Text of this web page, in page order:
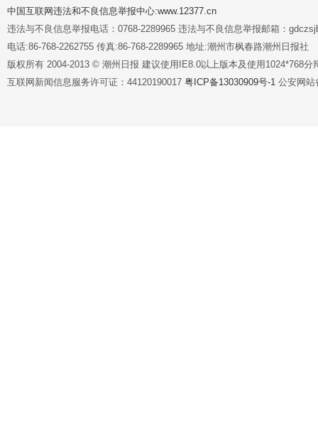
中国互联网违法和不良信息举报中心:www.12377.cn
违法与不良信息举报电话：0768-2289965 违法与不良信息举报邮箱：
电话:86-768-2262755 传真:86-768-2289965 地址:潮州市枫春路潮州日报社
版权所有 2004-2013 © 潮州日报 建议使用IE8.0以上版本及使用1024*768分
互联网新闻信息服务许可证：44120190017 粤ICP备13030909号-1 公安网站